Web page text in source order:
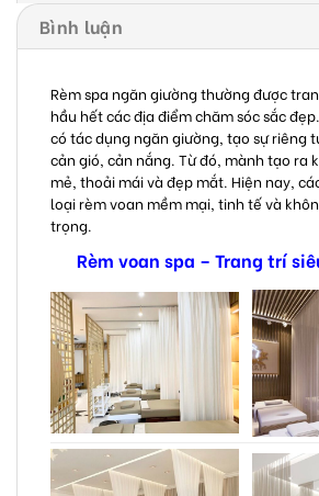
Bình luận
Rèm spa ngăn giường thường được
hầu hết các địa điểm chăm sóc sắc
có tác dụng ngăn giường, tạo sự riêng
cản gió, cản nắng. Từ đó, mành tạo ra
mẻ, thoải mái và đẹp mắt. Hiện nay,
loại rèm voan mềm mại, tinh tế và
trọng.
Rèm voan spa – Trang trí